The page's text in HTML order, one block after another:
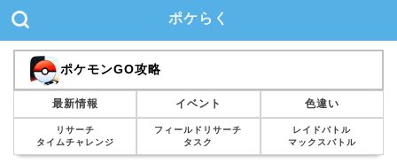
ポケらく
ポケモンGO攻略
最新情報 イベント 色違い
リサーチ
タイムチャレンジ
フィールドリサーチ
タスク
レイドバトル
マックスバトル